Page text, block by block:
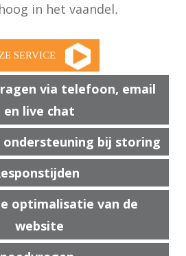
in het vaandel.
via telefoon, email
en live chat
ondersteuning bij storing
optimalisatie van de
website